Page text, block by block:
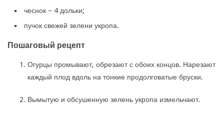
чеснок – 4 дольки;
пучок свежей зелени укропа.
Пошаговый рецепт
Огурцы промывают, обрезают с обоих концов. Нарезают
каждый плод вдоль на тонкие продолговатые бруски.
Вымытую и обсушенную зелень укропа измельчают.